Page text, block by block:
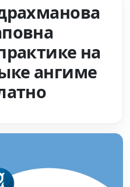
на
ангиме